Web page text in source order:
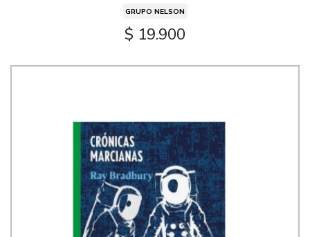
GRUPO NELSON
$ 19.900